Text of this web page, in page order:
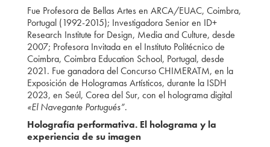
Fue Profesora de Bellas Artes en ARCA/EUAC, Coimbra,
Portugal (1992-2015); Investigadora Senior en ID+
Research Institute for Design, Media and Culture, desde
2007; Profesora Invitada en el Instituto Politécnico de
Coimbra, Coimbra Education School, Portugal, desde
2021. Fue ganadora del Concurso CHIMERATM, en la
Exposición de Hologramas Artísticos, durante la ISDH
2023, en Seúl, Corea del Sur, con el holograma digital
«El Navegante Portugués”.
Holografía performativa. El holograma y la
experiencia de su imagen